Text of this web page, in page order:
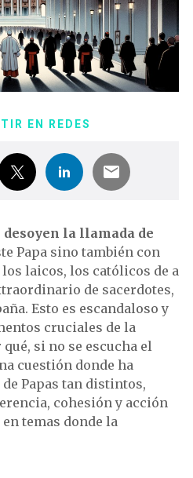
EN REDES
la llamada de
Papa sino también con
laicos, los católicos de a
de sacerdotes,
Esto es escandaloso y
cruciales de la
si no se escucha el
cuestión donde ha
Papas tan distintos,
cohesión y acción
temas donde la